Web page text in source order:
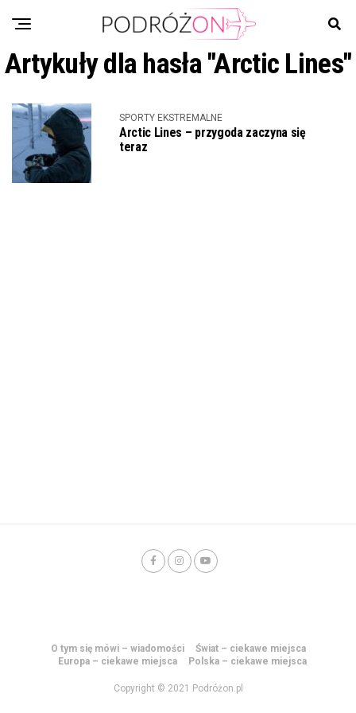
Artykuły dla hasła "Arctic Lines"
SPORTY EKSTREMALNE
Arctic Lines – przygoda zaczyna się
teraz
O tym się mówi – wiadomości
Świat – ciekawe miejsca
Europa – ciekawe miejsca
Polska – ciekawe miejsca
Copyright © 2021 Podróżon.pl